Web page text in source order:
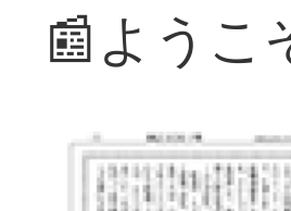
📰ようこ